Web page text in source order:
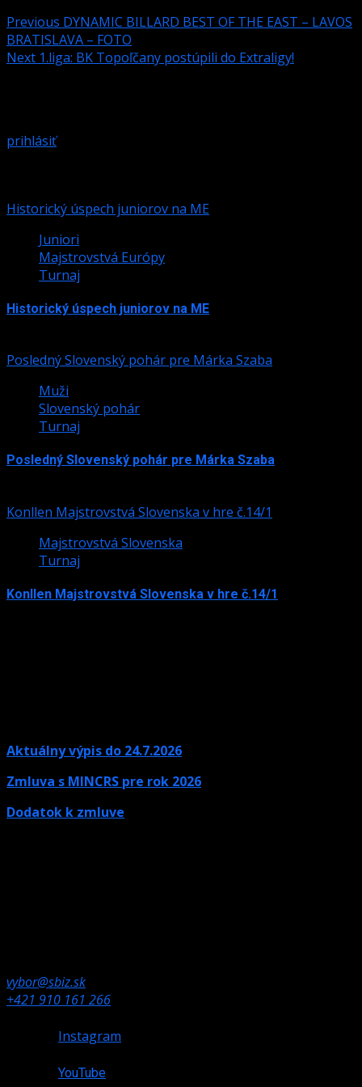
Previous DYNAMIC BILLARD BEST OF THE EAST – LAVOS
BRATISLAVA – FOTO
Next 1.liga: BK Topoľčany postúpili do Extraligy!
prihlásiť.
Historický úspech juniorov na ME
Juniori
Majstrovstvá Európy
Turnaj
Historický úspech juniorov na ME
Posledný Slovenský pohár pre Márka Szaba
Muži
Slovenský pohár
Turnaj
Posledný Slovenský pohár pre Márka Szaba
Konllen Majstrovstvá Slovenska v hre č.14/1
Majstrovstvá Slovenska
Turnaj
Konllen Majstrovstvá Slovenska v hre č.14/1
Aktuálny výpis do 24.7.2026
Zmluva s MINCRS pre rok 2026
Dodatok k zmluve
vybor@sbiz.sk
+421 910 161 266
Instagram
YouTube